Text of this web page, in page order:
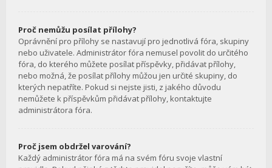
Proč nemůžu posílat přílohy?
Oprávnění pro přílohy se nastavují pro jednotlivá fóra, skupiny
nebo uživatele. Administrátor fóra nemusel povolit do určitého
fóra, do kterého můžete posílat příspěvky, přidávat přílohy,
nebo možná, že posílat přílohy můžou jen určité skupiny, do
kterých nepatříte. Pokud si nejste jisti, z jakého důvodu
nemůžete k příspěvkům přidávat přílohy, kontaktujte
administrátora fóra.
Proč jsem obdržel varování?
Každý administrátor fóra má na svém fóru svoje vlastní